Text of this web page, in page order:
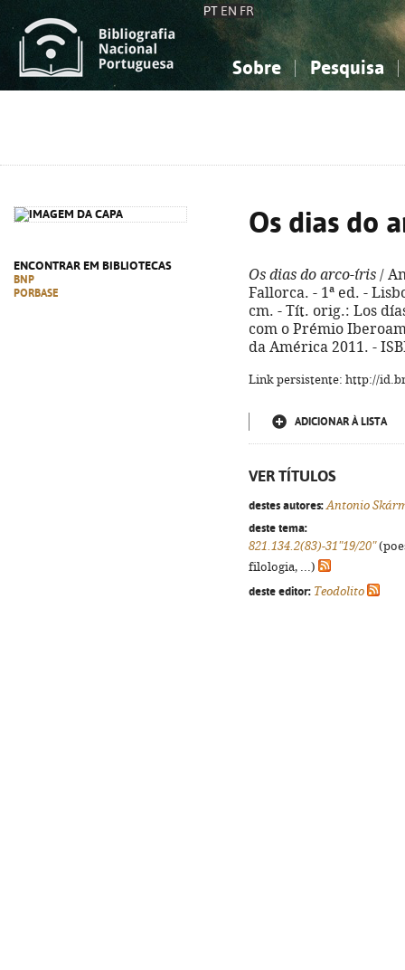
PT EN FR
Sobre Pesquisa
ENCONTRAR EM BIBLIOTECAS
BNP
PORBASE
Os dias do
Os dias do arco-íris /
Fallorca. - 1ª ed. -
cm. - Tít. orig.: Los
com o Prémio
da América 2011. -
Link persistente: http://
ADICIONAR À LISTA
VER TÍTULOS
destes autores: Antonio
deste tema:
821.134.2(83)-31"19/20"
filologia, ...)
deste editor: Teodolito